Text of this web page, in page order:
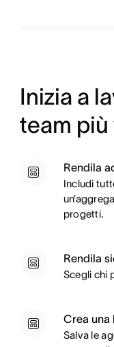
Inizia a
team
Rendila
Includi
progetti.
Rendila
Scegli chi
Crea una
Salva le